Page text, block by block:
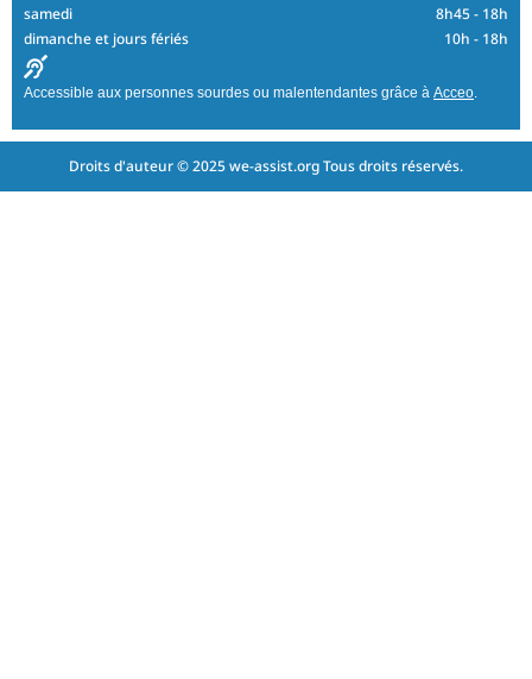
samedi
8h45 - 18h
dimanche et jours fériés
10h - 18h
Accessible aux personnes sourdes ou malentendantes grâce à Acceo.
Droits d'auteur © 2025 we-assist.org Tous droits réservés.